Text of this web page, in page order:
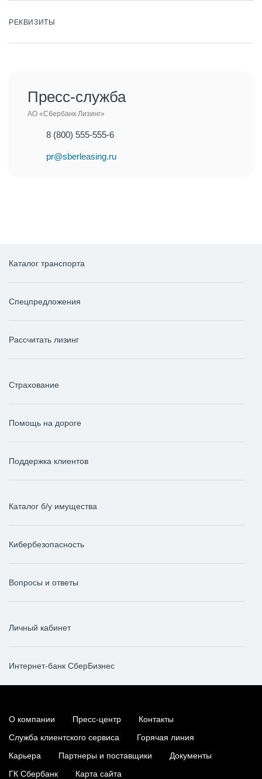
РЕКВИЗИТЫ
Пресс-служба
АО «Сбербанк Лизинг»
8 (800) 555-555-6
pr@sberleasing.ru
Каталог транспорта
Спецпредложения
Рассчитать лизинг
Страхование
Помощь на дороге
Поддержка клиентов
Каталог б/у имущества
Кибербезопасность
Вопросы и ответы
Личный кабинет
Интернет-банк СберБизнес
О компании Пресс-центр
Контакты
Служба клиентского сервиса
Горячая линия
Карьера
Партнеры и поставщики
Документы
ГК Сбербанк
Карта сайта